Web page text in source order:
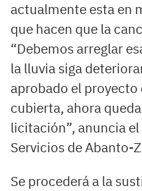
actualmente esta en
que hacen que la
“Debemos arreglar
la lluvia siga
aprobado el
cubierta, ahora
licitación”, anuncia
Servicios de Abanto-
Se procederá a la